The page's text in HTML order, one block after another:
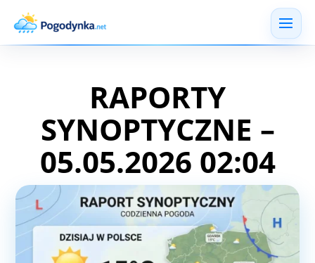
RAPORTY
SYNOPTYCZNE –
05.05.2026 02:04